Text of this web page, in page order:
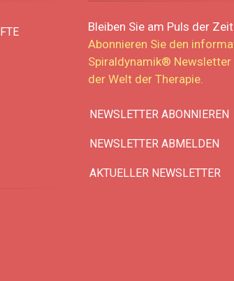
Bleiben Sie am Puls der Zeit.
Abonnieren Sie den
Spiraldynamik® Newsletter
der Welt der Therapie
NEWSLETTER ABONNIEREN
NEWSLETTER ABMELDEN
AKTUELLER NEWSLETTER